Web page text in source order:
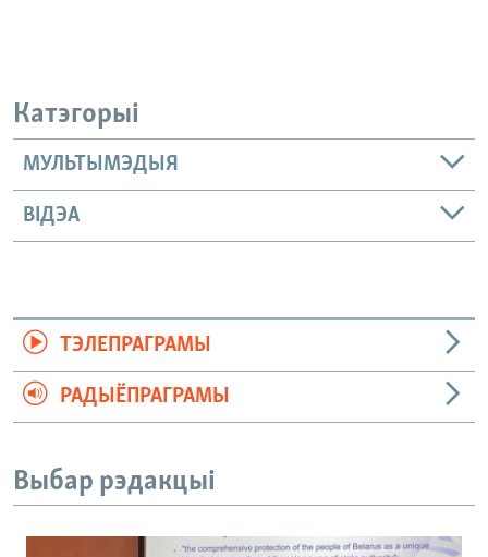
Катэгорыі
МУЛЬТЫМЭДЫЯ
ВІДЭА
ТЭЛЕПРАГРАМЫ
РАДЫЁПРАГРАМЫ
Выбар рэдакцыі